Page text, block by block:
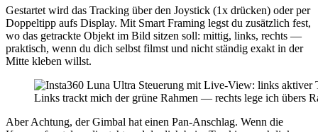
Gestartet wird das Tracking über den Joystick (1x drücken) oder per
Doppeltipp aufs Display. Mit Smart Framing legst du zusätzlich fest,
wo das getrackte Objekt im Bild sitzen soll: mittig, links, rechts —
praktisch, wenn du dich selbst filmst und nicht ständig exakt in der
Mitte kleben willst.
Links trackt mich der grüne Rahmen — rechts lege ich übers
Aber Achtung, der Gimbal hat einen Pan-Anschlag. Wenn die